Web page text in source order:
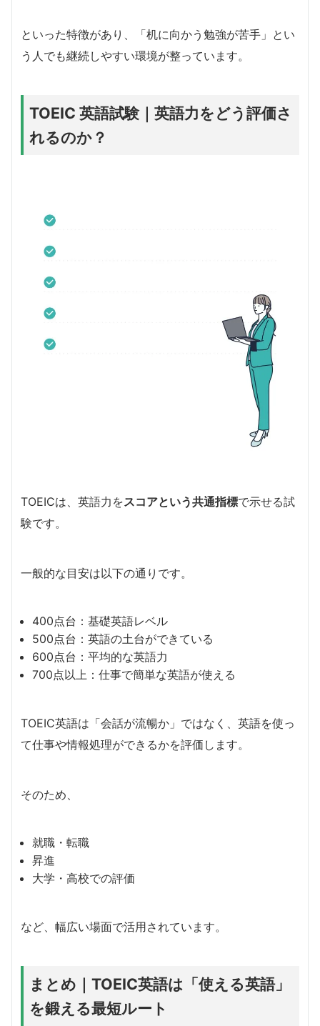
といった特徴があり、「机に向かう勉強が苦手」とい
う人でも継続しやすい環境が整っています。
TOEIC 英語試験｜英語力をどう評価さ
れるのか？
TOEICは、英語力をスコアという共通指標で示せる試
験です。
一般的な目安は以下の通りです。
400点台：基礎英語レベル
500点台：英語の土台ができている
600点台：平均的な英語力
700点以上：仕事で簡単な英語が使える
TOEIC英語は「会話が流暢か」ではなく、英語を使っ
て仕事や情報処理ができるかを評価します。
そのため、
就職・転職
昇進
大学・高校での評価
など、幅広い場面で活用されています。
まとめ｜TOEIC英語は「使える英語」
を鍛える最短ルート